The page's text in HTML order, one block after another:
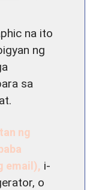
na ito
ng
sa
ng
email), i-
o